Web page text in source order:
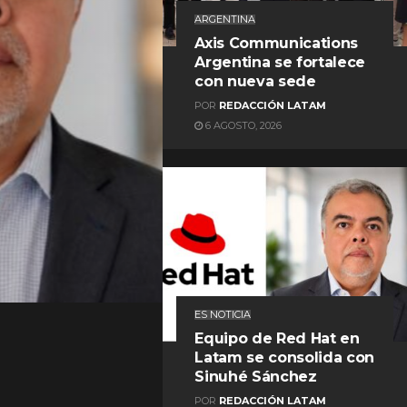
ARGENTINA
Axis Communications
Argentina se fortalece
con nueva sede
POR REDACCIÓN LATAM
6 AGOSTO, 2026
ES NOTICIA
Equipo de Red Hat en
Latam se consolida con
Sinuhé Sánchez
POR REDACCIÓN LATAM